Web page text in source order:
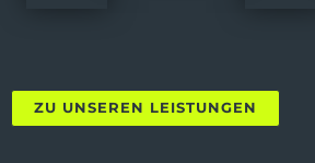
ZU UNSEREN LEISTUNGEN